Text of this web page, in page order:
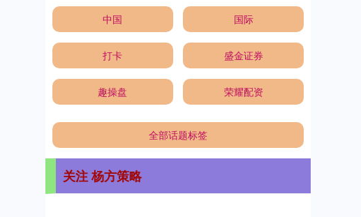
中国 国际
打卡 盛金证券
趣操盘 荣耀配资
全部话题标签
关注 杨方策略